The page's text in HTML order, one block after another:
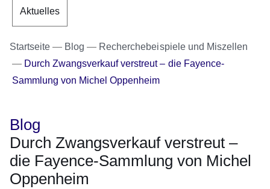
Aktuelles
Startseite Blog
Recherchebeispiele und Miszellen
Durch Zwangsverkauf verstreut – die Fayence-
Sammlung von Michel Oppenheim
Blog
Durch Zwangsverkauf verstreut –
die Fayence-Sammlung von Michel
Oppenheim